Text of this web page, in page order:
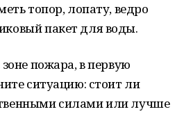
топор, лопату, ведро
пакет для воды.
пожара, в первую
ситуацию: стоит ли
силами или лучше